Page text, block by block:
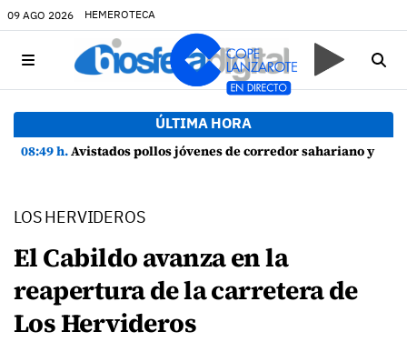
09 AGO 2026 HEMEROTECA
ÚLTIMA HORA
08:49 h.Avistados pollos jóvenes de corredor sahariano y episodios de cortejo de hubara cerca del rally de Lanzarote
LOS HERVIDEROS
El Cabildo avanza en la
reapertura de la carretera de
Los Hervideros